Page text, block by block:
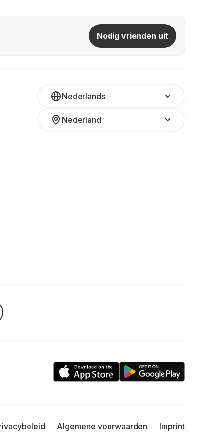
Nodig vrienden uit
Nederlands
Nederland
Algemene voorwaarden Imprint